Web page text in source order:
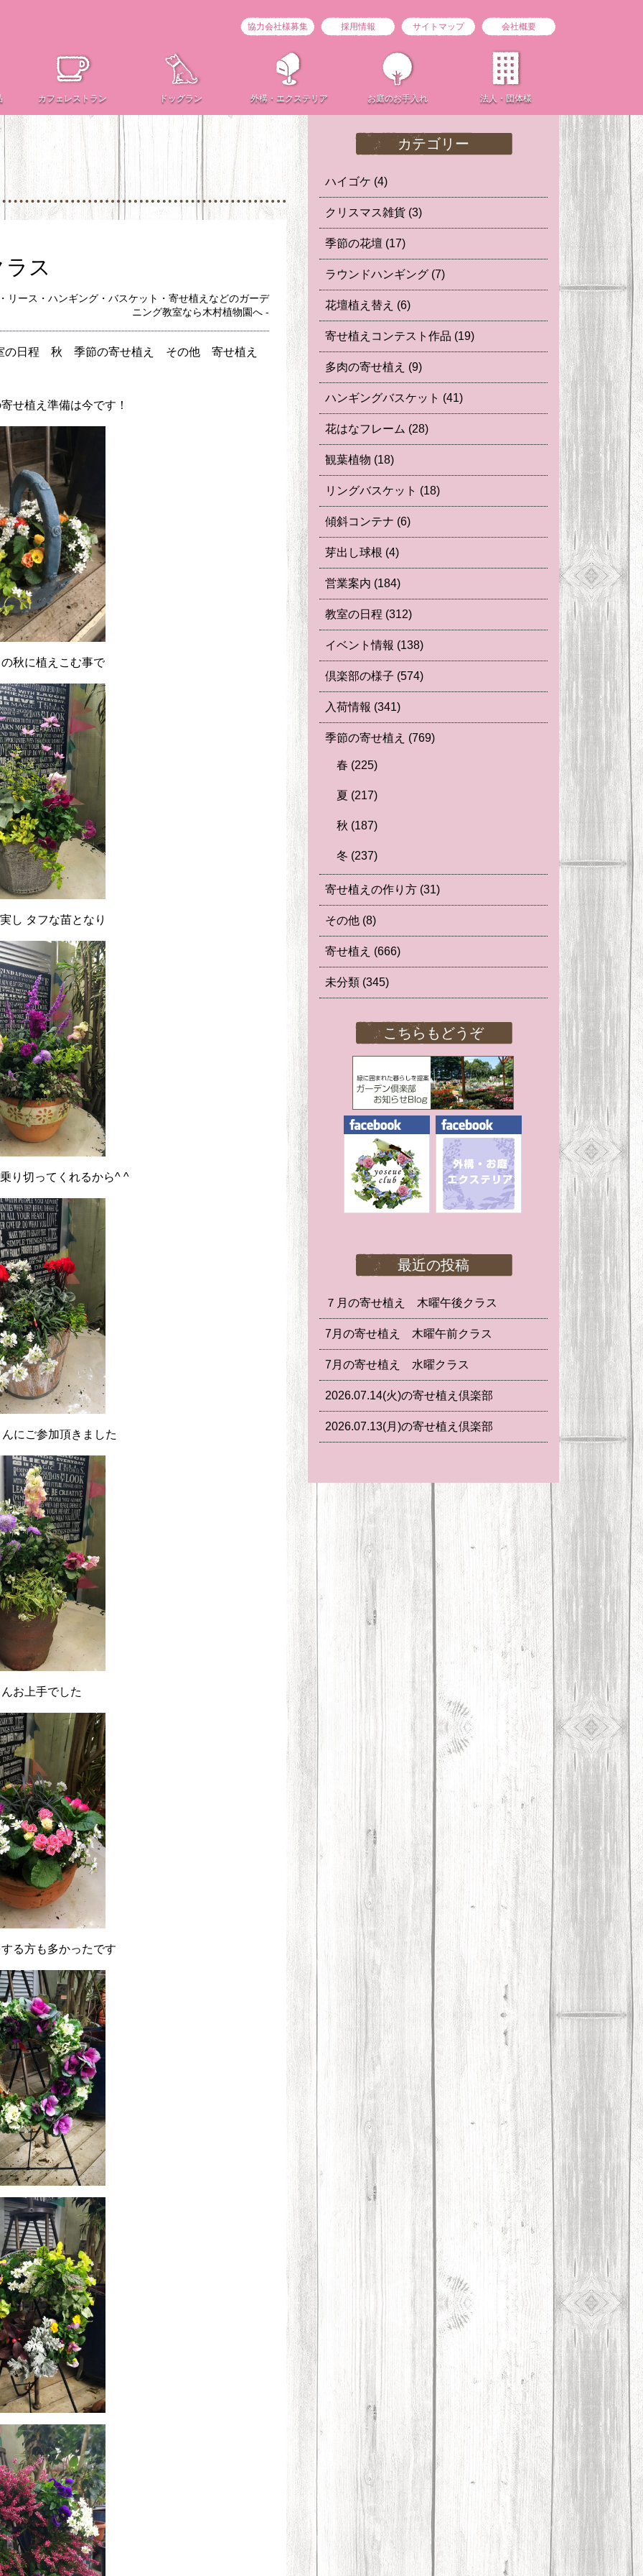
カフェレストラン ドッグラン 外構・ エクステリア お庭のお手入れ 法人・団体様
協力会社様募集 採用情報 サイトマップ 会社概要
ス
リース・ハンギング・バスケット・寄せ植えなどのガーデ
ニング教室なら木村植物園へ -
の日程 秋 季節の寄せ植え その他 寄せ植え
せ植え準備は今です！
秋に植えこむ事で
し タフな苗となり
り切ってくれるから^ ^
にご参加頂きました
お上手でした
る方も多かったです
カテゴリー
ハイゴケ (4)
クリスマス雑貨 (3)
季節の花壇 (17)
ラウンドハンギング (7)
花壇植え替え (6)
寄せ植えコンテスト作品 (19)
多肉の寄せ植え (9)
ハンギングバスケット (41)
花はなフレーム (28)
観葉植物 (18)
リングバスケット (18)
傾斜コンテナ (6)
芽出し球根 (4)
営業案内 (184)
教室の日程 (312)
イベント情報 (138)
倶楽部の様子 (574)
入荷情報 (341)
季節の寄せ植え (769)
春 (225)
夏 (217)
秋 (187)
冬 (237)
寄せ植えの作り方 (31)
その他 (8)
寄せ植え (666)
未分類 (345)
こちらもどうぞ
最近の投稿
７月の寄せ植え 木曜午後クラス
7月の寄せ植え 木曜午前クラス
7月の寄せ植え 水曜クラス
2026.07.14(火)の寄せ植え倶楽部
2026.07.13(月)の寄せ植え倶楽部